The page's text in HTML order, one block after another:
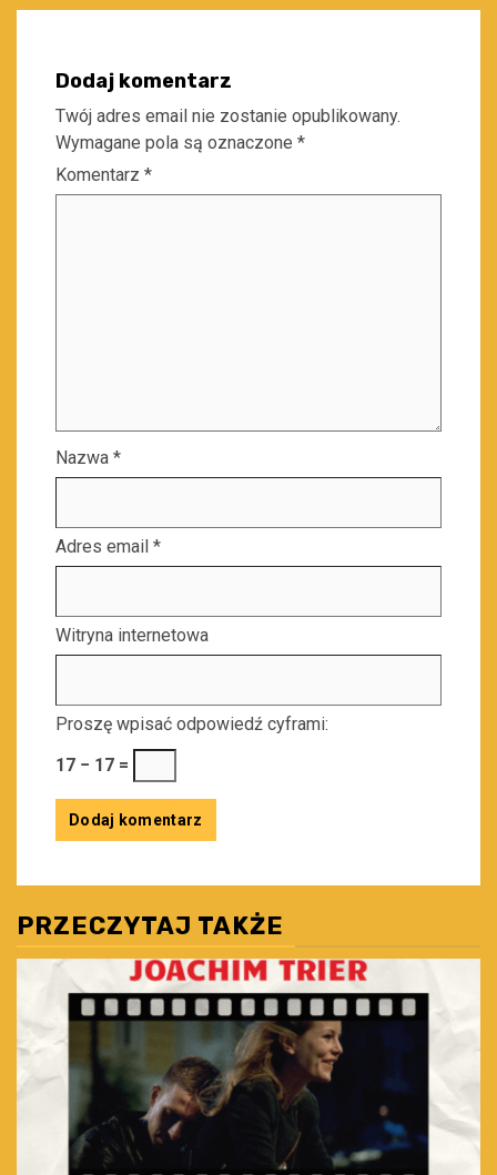
Dodaj komentarz
Twój adres email nie zostanie opublikowany.
Wymagane pola są oznaczone *
Komentarz *
Nazwa *
Adres email *
Witryna internetowa
Proszę wpisać odpowiedź cyframi:
17 − 17 =
PRZECZYTAJ TAKŻE